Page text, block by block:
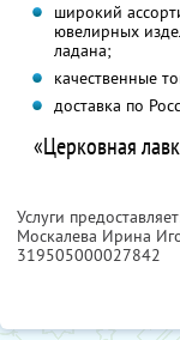
широкий
ювелирных
ладана;
качественные
доставка по
«Церковная
Услуги
Москалева Ирина
319505000027842